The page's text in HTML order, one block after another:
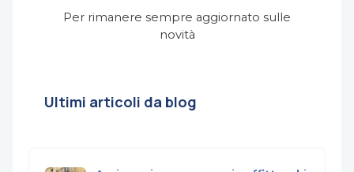
Per rimanere sempre aggiornato sulle
novità
Ultimi articoli da blog